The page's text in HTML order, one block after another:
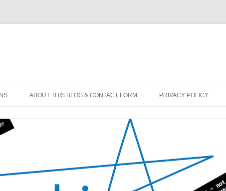
ン
ABOUT THIS BLOG & CONTACT FORM PRIVACY POLICY